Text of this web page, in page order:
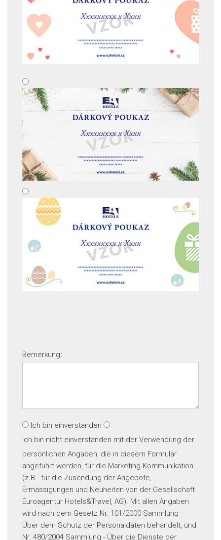
Bemerkung:
Ich bin einverstanden
Ich bin nicht einverstanden mit der Verwendung der
persönlichen Angaben, die in diesem Formular
angeführt werden, für die Marketing-Kommunikation
(z.B . für die Zusendung der Angebote,
Ermässigungen und Neuheiten von der Gesellschaft
Euroagentur Hotels&Travel, AG). Mit allen Angaben
wird nach dem Gesetz Nr. 101/2000 Sammlung –
Über dem Schutz der Personaldaten behandelt, und
Nr. 480/2004 Sammlung - Über die Dienste der